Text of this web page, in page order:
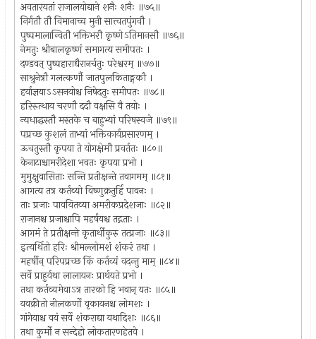
अवतारयतां राजालयोद्याने शनैः शनैः ॥७५॥
निर्गतौ तौ विमानाच्च मुनी सात्त्वतपुंगवौ ।
पुष्पमालान्वितौ भक्तिभरौ कृष्णेऽतिमानसौ ॥७६॥
नेमतुः श्रीबालकृष्णं समागत्य समीपतः ।
दण्डवत् पुष्पहाराद्यैरानर्चतुः परेश्वरम् ॥७७॥
साश्रुनेत्रौ गलत्कर्णौ जातपुलकिताङ्गकौ ।
हर्याज्ञयाऽऽसनयोश्च निषेदतुः समीपतः ॥७८॥
हरिरुत्थाय चरणौ ददौ वक्षसि वै तयोः ।
न्यधाद्धस्तौ मस्तके च बाहुभ्यां परिषस्वजे ॥७९॥
पप्रच्छ कुशलं ताभ्यां भक्तिकार्यप्रसारणम् ।
ऊचतुस्तौ कृपया ते योगक्षेमौ प्रवर्ततः ॥८०॥
केनाटाश्चामरीदेशा भवतः कृपया प्रभो ।
मुमुक्षुवासिताः सन्ति प्रतीक्षन्ते तवागमम् ॥८१॥
आगत्य तत्र कर्तव्यो विष्णुक्रतुर्हि पावनः ।
ताः प्रजाः पावयितव्या अमरीकप्रदेशजाः ॥८२॥
राजानश्च प्रजाश्चापि महर्षयश्च तद्गताः ।
आगमं ते प्रतीक्षन्ते कृतार्थीकुरु तत्प्रजाः ॥८३॥
इत्यर्थितो हरिः श्रीमल्लोमशं शंकरं तथा ।
महर्षीन् परिपप्रच्छ किं कर्तव्यं वदन्तु माम् ॥८४॥
सर्वे प्राहुर्यथा लालायनः प्रार्थयते प्रभो ।
तथा कर्तव्यमेवाऽत्र तारको हि भवान् यतः ॥८५॥
यवक्रीतो नीलकर्णो वृकायनश्च लोमशः ।
गांगेयाश्च वयं सर्वे शंकराद्या यथादिशः ॥८६॥
तथा कुर्मो न सन्देहो लोकतारणहेतवे ।